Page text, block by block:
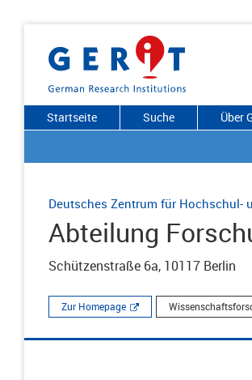
Startseite Suche Über
Deutsches Zentrum für Hochschul-
Abteilung
Schützenstraße 6a, 10117 Berlin
Zur Homepage